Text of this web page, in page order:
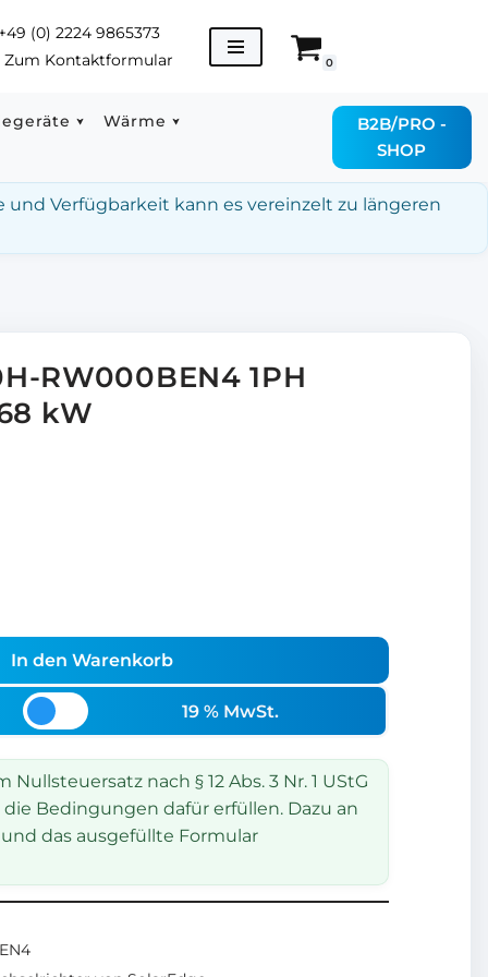
+49 (0) 2224 9865373
Zum Kontaktformular 0
Wärme
B2B/PRO -
SHOP
Verfügbarkeit kann es vereinzelt zu längeren
RW000BEN4 1PH
kW
In den Warenkorb
19 % MwSt.
nach § 12 Abs. 3 Nr. 1 UStG
Bedingungen dafür erfüllen. Dazu an
das ausgefüllte Formular